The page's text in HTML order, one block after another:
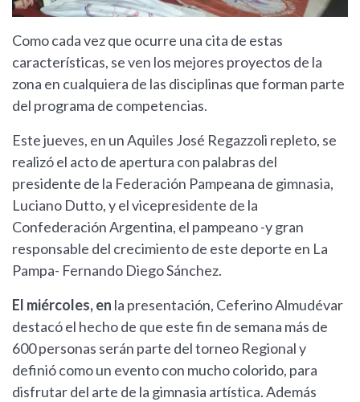
Como cada vez que ocurre una cita de estas
características, se ven los mejores proyectos de la
zona en cualquiera de las disciplinas que forman parte
del programa de competencias.
Este jueves, en un Aquiles José Regazzoli repleto, se
realizó el acto de apertura con palabras del
presidente de la Federación Pampeana de gimnasia,
Luciano Dutto, y el vicepresidente de la
Confederación Argentina, el pampeano -y gran
responsable del crecimiento de este deporte en La
Pampa- Fernando Diego Sánchez.
El miércoles, en la presentación, Ceferino Almudévar
destacó el hecho de que este fin de semana más de
600 personas serán parte del torneo Regional y
definió como un evento con mucho colorido, para
disfrutar del arte de la gimnasia artística. Además